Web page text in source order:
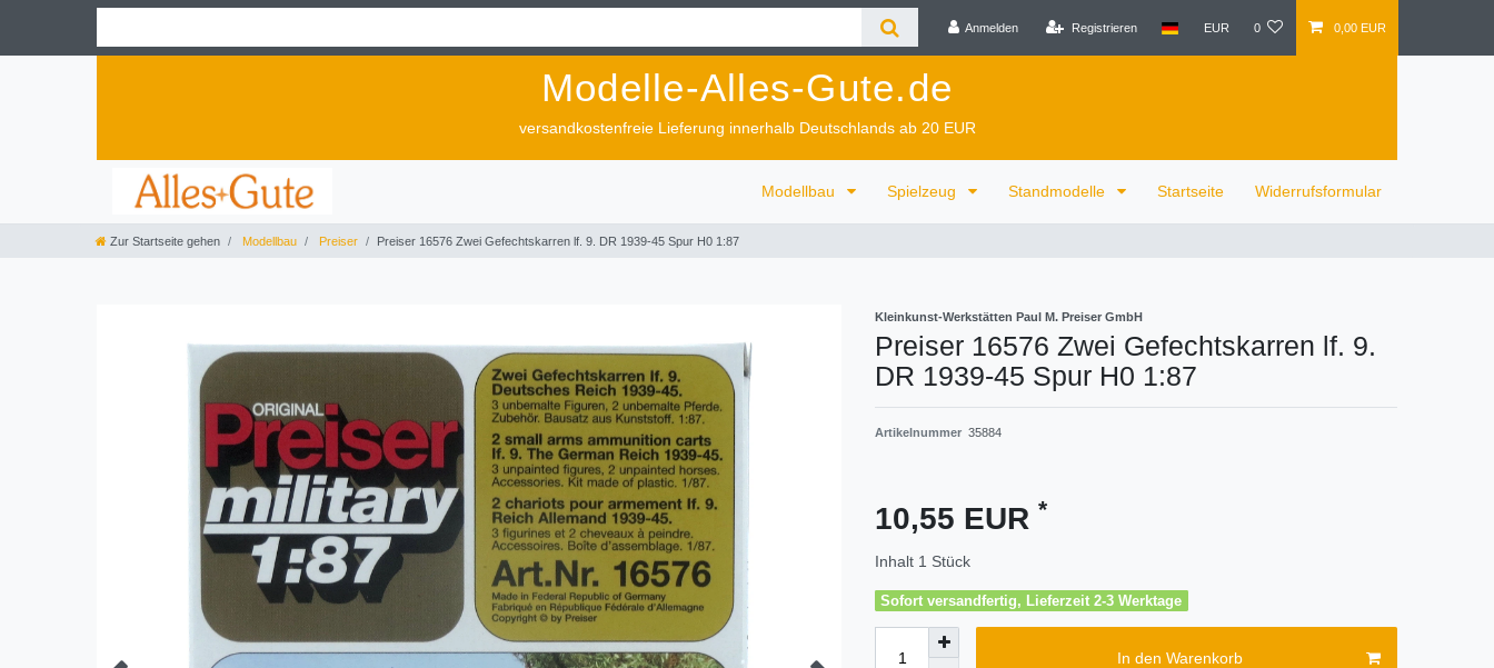
Anmelden Registrieren EUR 0 0,00 EUR
Modelle-Alles-Gute.de
versandkostenfreie Lieferung innerhalb Deutschlands ab 20 EUR
Modellbau Spielzeug Standmodelle Startseite Widerrufsformular
Zur Startseite gehen Modellbau Preiser Preiser 16576 Zwei Gefechtskarren lf. 9. DR 1939-45 Spur H0 1:87
Kleinkunst-Werkstätten Paul M. Preiser GmbH
Preiser 16576 Zwei Gefechtskarren lf. 9.
DR 1939-45 Spur H0 1:87
Artikelnummer 35884
10,55 EUR *
Inhalt 1 Stück
Sofort versandfertig, Lieferzeit 2-3 Werktage
In den Warenkorb